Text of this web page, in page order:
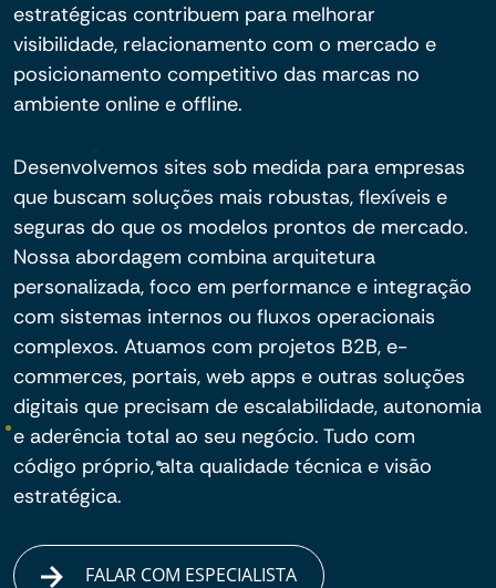
estratégicas contribuem para melhorar
visibilidade, relacionamento com o mercado e
posicionamento competitivo das marcas no
ambiente online e offline.
Desenvolvemos sites sob medida para empresas
que buscam soluções mais robustas, flexíveis e
seguras do que os modelos prontos de mercado.
Nossa abordagem combina arquitetura
personalizada, foco em performance e integração
com sistemas internos ou fluxos operacionais
complexos. Atuamos com projetos B2B, e-
commerces, portais, web apps e outras soluções
digitais que precisam de escalabilidade, autonomia
e aderência total ao seu negócio. Tudo com
código próprio, alta qualidade técnica e visão
estratégica.
FALAR COM ESPECIALISTA